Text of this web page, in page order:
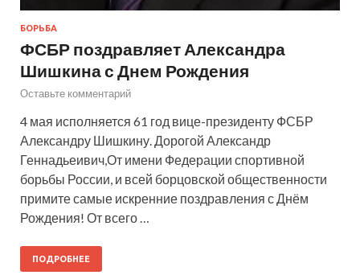
БОРЬБА
ФСБР поздравляет Александра
Шишкина с Днем Рождения
Оставьте комментарий
4 мая исполняется 61 год вице-президенту ФСБР
Александру Шишкину. Дорогой Александр
Геннадьеивич,От имени Федерации спортивной
борьбы России, и всей борцовской общественности
примите самые искренние поздравления с Днём
Рождения! От всего …
ПОДРОБНЕЕ